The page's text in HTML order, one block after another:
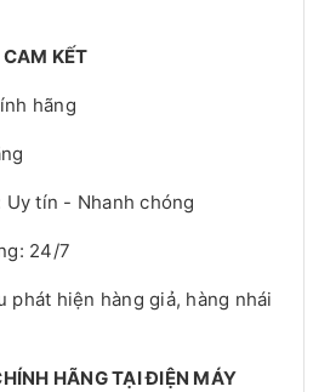
KẾT
hãng
Uy tín - Nhanh chóng
24/7
phát hiện hàng giả, hàng nhái
HÃNG TẠI ĐIỆN MÁY